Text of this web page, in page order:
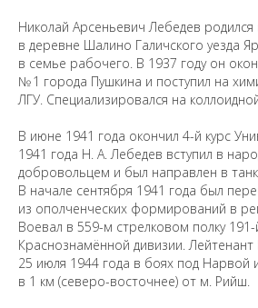
Николай Арсеньевич Лебедев родился
в деревне Шалино Галичского уезда
в семье рабочего. В 1937 году он
№ 1 города Пушкина и поступил на
ЛГУ. Специализировался на
В июне 1941 года окончил 4-й курс
1941 года Н. А. Лебедев вступил в
добровольцем и был направлен в
В начале сентября 1941 года был
из ополченческих формирований в
Воевал в 559-м стрелковом полку
Краснознамённой дивизии.
25 июля 1944 года в боях под Нарвой
в 1 км (северо-восточнее) от м. Рийш.